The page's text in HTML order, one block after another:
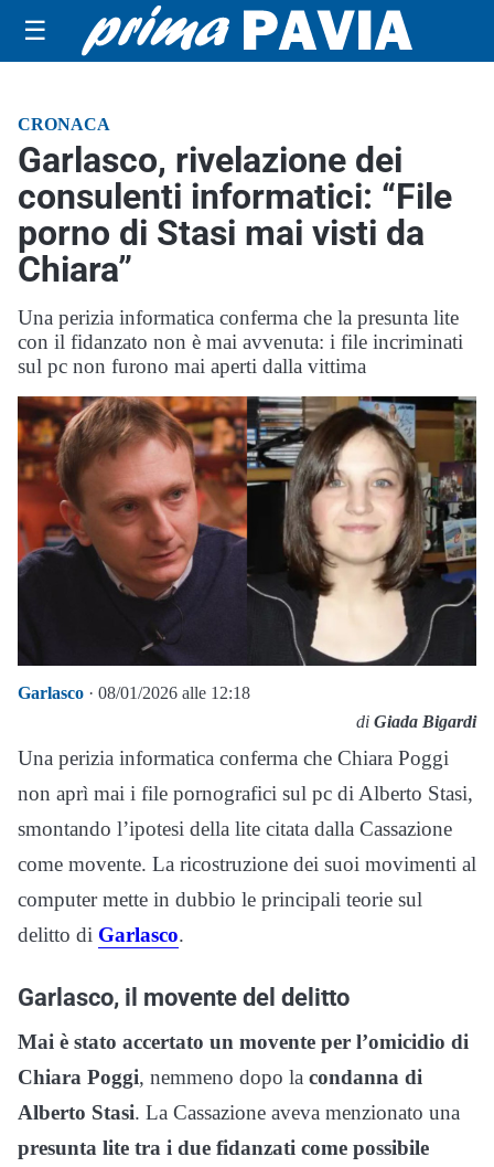
☰
CRONACA
Garlasco, rivelazione dei
consulenti informatici: “File
porno di Stasi mai visti da
Chiara”
Una perizia informatica conferma che la presunta lite
con il fidanzato non è mai avvenuta: i file incriminati
sul pc non furono mai aperti dalla vittima
Garlasco · 08/01/2026 alle 12:18
di Giada Bigardi
Una perizia informatica conferma che Chiara Poggi
non aprì mai i file pornografici sul pc di Alberto Stasi,
smontando l’ipotesi della lite citata dalla Cassazione
come movente. La ricostruzione dei suoi movimenti al
computer mette in dubbio le principali teorie sul
delitto di Garlasco.
Garlasco, il movente del delitto
Mai è stato accertato un movente per l’omicidio di
Chiara Poggi, nemmeno dopo la condanna di
Alberto Stasi. La Cassazione aveva menzionato una
presunta lite tra i due fidanzati come possibile